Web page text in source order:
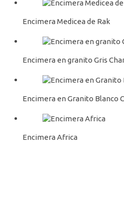
Encimera Medicea de Rak
Encimera en granito Gris
Encimera en Granito Blanco
Encimera Africa